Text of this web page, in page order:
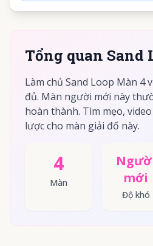
Tổng quan Sand
Làm chủ Sand Loop Màn 4
đủ. Màn người mới này
hoàn thành. Tìm mẹo,
lược cho màn giải đố này.
4
Màn
mới
Độ khó